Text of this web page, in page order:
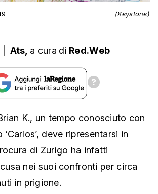
(Keystone)
Ats, a cura di Red.Web
K., un tempo conosciuto con
deve ripresentarsi in
di Zurigo ha infatti
nei suoi confronti per circa
in prigione.